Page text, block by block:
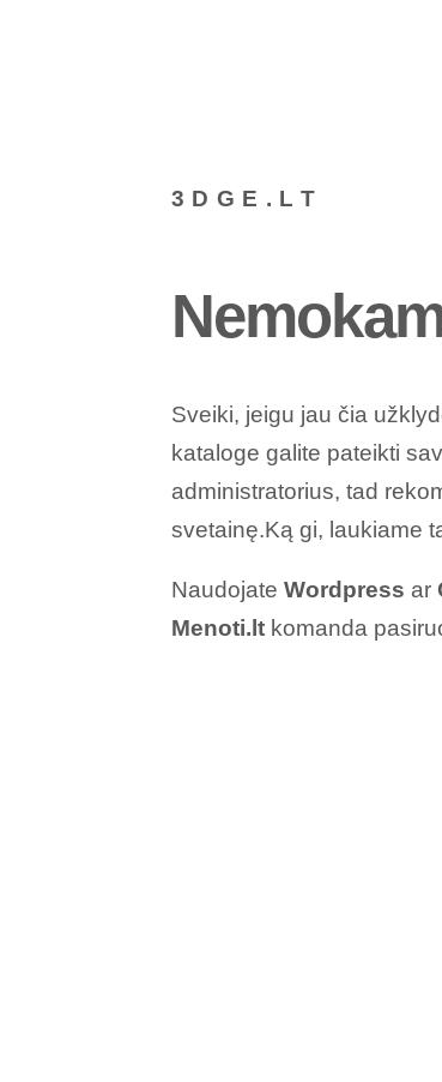
3DGE.LT
Sveiki, jeigu jau čia
kataloge galite pateikti
administratorius, tad
svetainę.Ką gi, laukiame
Naudojate Wordpress ar
Menoti.ltkomanda